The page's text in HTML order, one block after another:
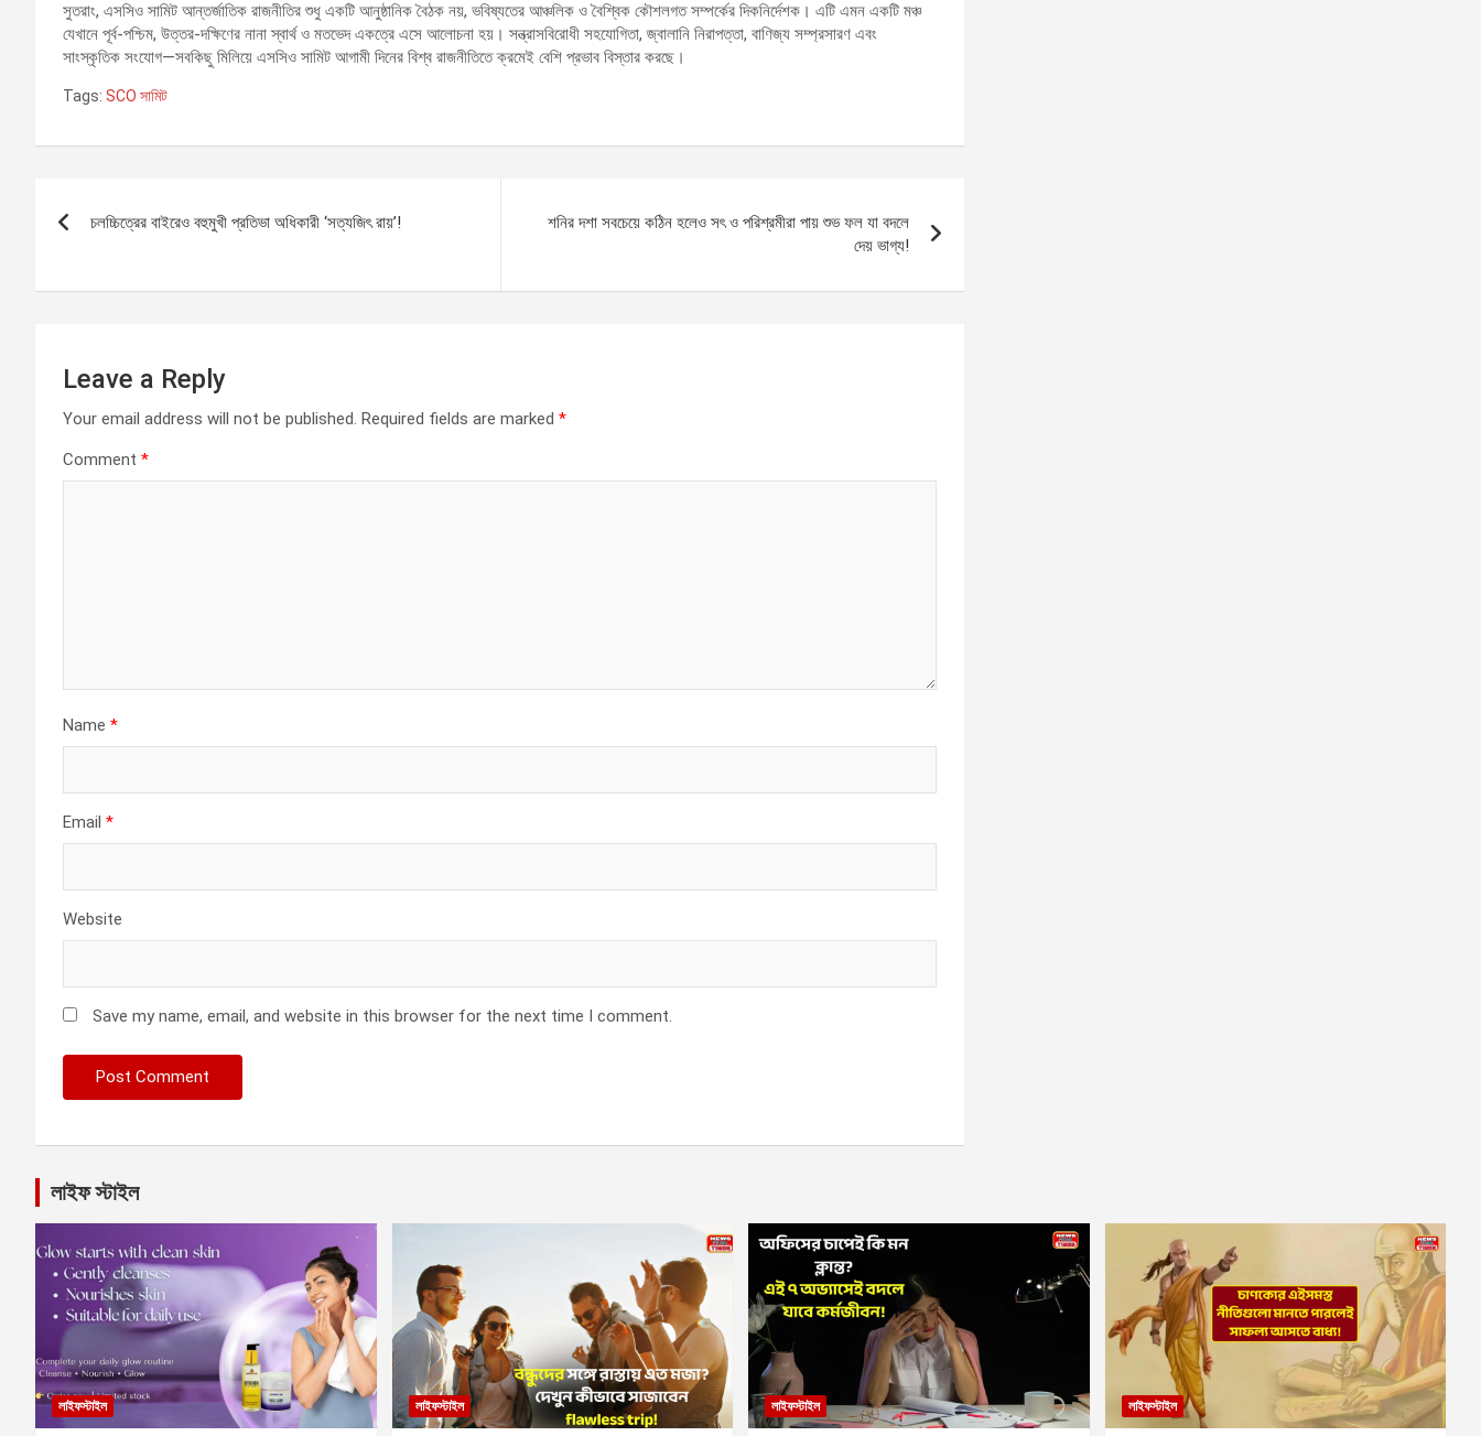
সুতরাং, এসসিও সামিট আন্তর্জাতিক রাজনীতির শুধু একটি আনুষ্ঠানিক বৈঠক নয়, ভবিষ্যতের আঞ্চলিক ও বৈশ্বিক কৌশলগত সম্পর্কের দিকনির্দেশক। এটি এমন একটি মঞ্চ
যেখানে পূর্ব-পশ্চিম, উত্তর-দক্ষিণের নানা স্বার্থ ও মতভেদ একত্রে এসে আলোচনা হয়। সন্ত্রাসবিরোধী সহযোগিতা, জ্বালানি নিরাপত্তা, বাণিজ্য সম্প্রসারণ এবং
সাংস্কৃতিক সংযোগ—সবকিছু মিলিয়ে এসসিও সামিট আগামী দিনের বিশ্ব রাজনীতিতে ক্রমেই বেশি প্রভাব বিস্তার করছে।
Tags: SCO সামিট
navigation
চলচ্চিত্রের বাইরেও বহুমুখী প্রতিভা অধিকারী ‘সত্যজিৎ রায়’!
শনির দশা সবচেয়ে কঠিন হলেও সৎ ও পরিশ্রমীরা পায় শুভ ফল যা বদলে
দেয় ভাগ্য!
Leave a Reply
Your email address will not be published. Required fields are marked *
Comment *
Name *
Email *
Website
Save my name, email, and website in this browser for the next time I comment.
লাইফ স্টাইল
লাইফস্টাইল লাইফস্টাইল লাইফস্টাইল লাইফস্টাইল